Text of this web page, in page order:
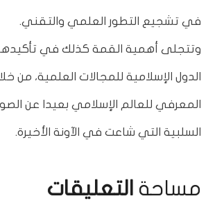
في تشجيع التطور العلمي والتقني.
وتتجلى أهمية القمة كذلك في
الدول الإسلامية للمجالات العلمية، من
المعرفي للعالم الإسلامي بعيدا عن
السلبية التي شاعت في الآونة الأخيرة.
مساحة التعليقات